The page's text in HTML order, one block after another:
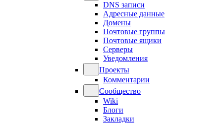
DNS записи
Адресные данные
Домены
Почтовые группы
Почтовые ящики
Серверы
Уведомления
Проекты
Комментарии
Сообщество
Wiki
Блоги
Закладки